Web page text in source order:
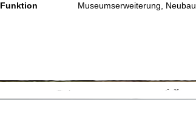
Funktion
Museumserweiterung, Neubau